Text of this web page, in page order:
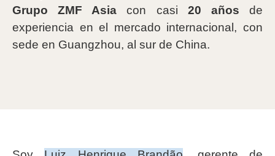
Grupo ZMF Asia con casi 20 años de
experiencia en el mercado internacional, con
sede en Guangzhou, al sur de China.